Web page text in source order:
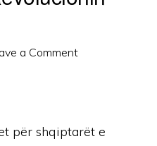
a Comment
për shqiptarët e